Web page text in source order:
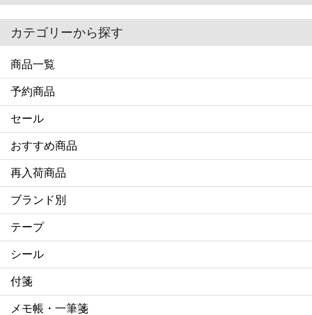
カテゴリーから探す
商品一覧
予約商品
セール
おすすめ商品
再入荷商品
ブランド別
テープ
シール
付箋
メモ帳・一筆箋